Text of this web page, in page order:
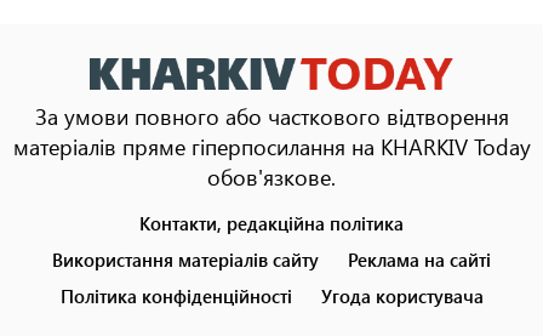
За умови повного або часткового відтворення
матеріалів пряме гіперпосилання на KHARKIV Today
обов'язкове.
menu
Контакти, редакційна політика
Використання матеріалів сайту
Реклама на сайті
Політика конфіденційності
Угода користувача